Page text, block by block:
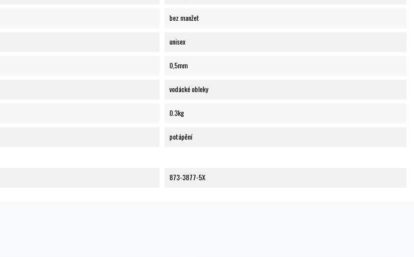
bez manžet
unisex
0,5mm
vodácké obleky
0.3kg
potápění
873-3877-5X